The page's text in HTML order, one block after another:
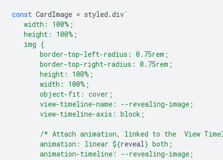
const CardImage = styled .div`
   width: 100%;
   height: 100%;
   img {
       border-top-left-radius: 0.75rem;
       border-top-right-radius: 0.75rem;
       height: 100%;
       width: 100%;
       object-fit: cover;
       view-timeline-name: --revealing-image;
       view-timeline-axis: block;
/* Attach animation, linked to the  View
       animation: linear
${reveal} both;
       animation-timeline: --revealing-image;